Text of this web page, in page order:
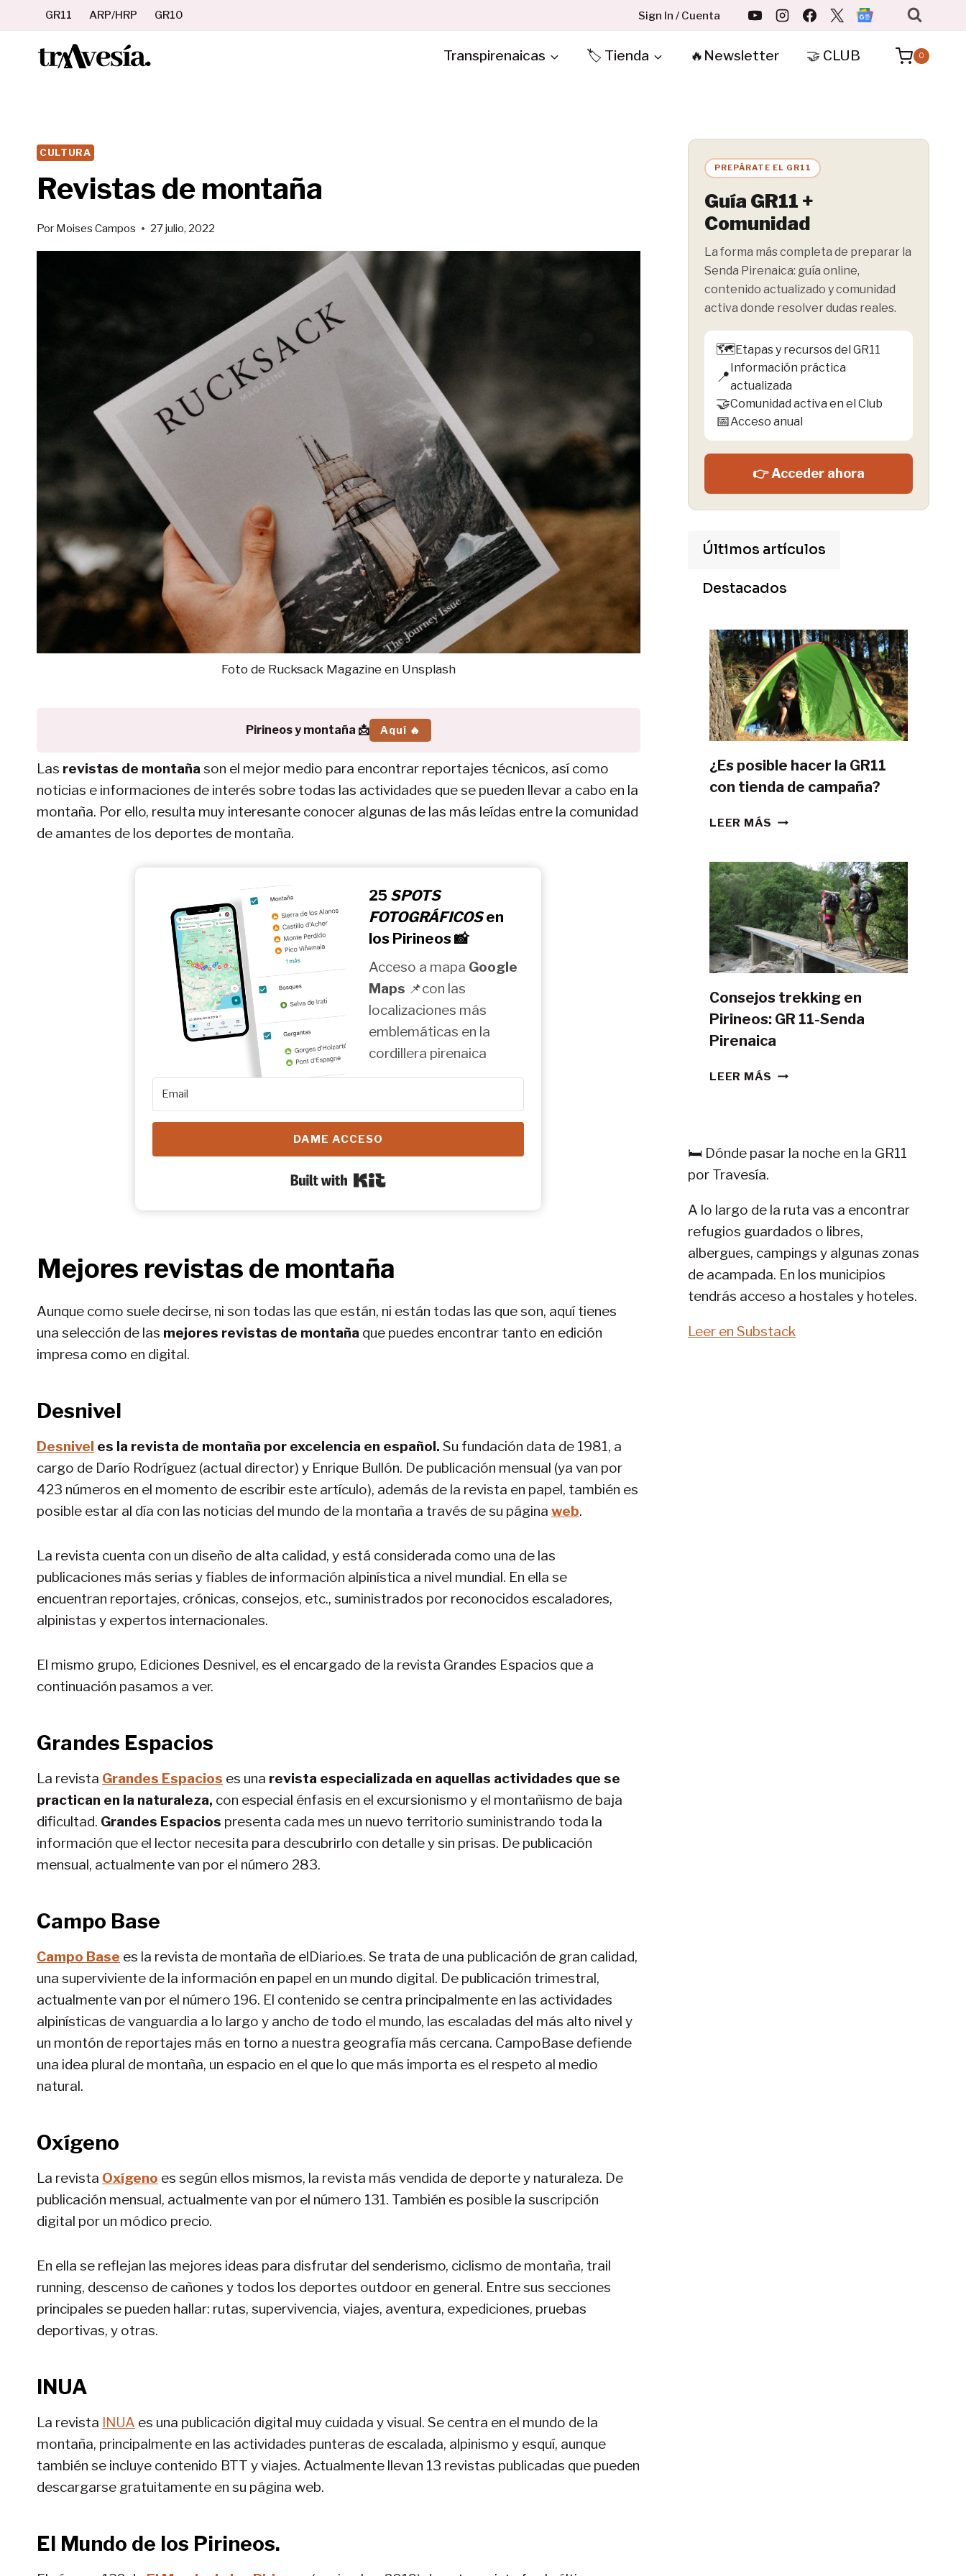
contenido
GR11 ARP/HRP GR10 Sign In / Cuenta
Transpirenaicas 🏷️ Tienda 🔥Newsletter 🤝 CLUB 0
CULTURA
Revistas de montaña
Por Moises Campos 27 julio, 2022
Foto de Rucksack Magazine en Unsplash
Pirineos y montaña 📩 Aquí 🔥
Las revistas de montaña son el mejor medio para encontrar reportajes técnicos, así como
noticias e informaciones de interés sobre todas las actividades que se pueden llevar a cabo en la
montaña. Por ello, resulta muy interesante conocer algunas de las más leídas entre la comunidad
de amantes de los deportes de montaña.
25 SPOTS
FOTOGRÁFICOSen
los Pirineos 📸
Acceso a mapa Google
Maps 📌con las
localizaciones más
emblemáticas en la
cordillera pirenaica
DAME ACCESO
Mejores revistas de montaña
Aunque como suele decirse, ni son todas las que están, ni están todas las que son, aquí tienes
una selección de las mejores revistas de montaña que puedes encontrar tanto en edición
impresa como en digital.
Desnivel
Desnivel es la revista de montaña por excelencia en español. Su fundación data de 1981, a
cargo de Darío Rodríguez (actual director) y Enrique Bullón. De publicación mensual (ya van por
423 números en el momento de escribir este artículo), además de la revista en papel, también es
posible estar al día con las noticias del mundo de la montaña a través de su página web.
La revista cuenta con un diseño de alta calidad, y está considerada como una de las
publicaciones más serias y fiables de información alpinística a nivel mundial. En ella se
encuentran reportajes, crónicas, consejos, etc., suministrados por reconocidos escaladores,
alpinistas y expertos internacionales.
El mismo grupo, Ediciones Desnivel, es el encargado de la revista Grandes Espacios que a
continuación pasamos a ver.
Grandes Espacios
La revista Grandes Espacios es una revista especializada en aquellas actividades que se
practican en la naturaleza, con especial énfasis en el excursionismo y el montañismo de baja
dificultad. Grandes Espacios presenta cada mes un nuevo territorio suministrando toda la
información que el lector necesita para descubrirlo con detalle y sin prisas. De publicación
mensual, actualmente van por el número 283.
Campo Base
Campo Base es la revista de montaña de elDiario.es. Se trata de una publicación de gran calidad,
una superviviente de la información en papel en un mundo digital. De publicación trimestral,
actualmente van por el número 196. El contenido se centra principalmente en las actividades
alpinísticas de vanguardia a lo largo y ancho de todo el mundo, las escaladas del más alto nivel y
un montón de reportajes más en torno a nuestra geografía más cercana. CampoBase defiende
una idea plural de montaña, un espacio en el que lo que más importa es el respeto al medio
natural.
Oxígeno
La revista Oxígeno es según ellos mismos, la revista más vendida de deporte y naturaleza. De
publicación mensual, actualmente van por el número 131. También es posible la suscripción
digital por un módico precio.
En ella se reflejan las mejores ideas para disfrutar del senderismo, ciclismo de montaña, trail
running, descenso de cañones y todos los deportes outdoor en general. Entre sus secciones
principales se pueden hallar: rutas, supervivencia, viajes, aventura, expediciones, pruebas
deportivas, y otras.
INUA
La revista INUA es una publicación digital muy cuidada y visual. Se centra en el mundo de la
montaña, principalmente en las actividades punteras de escalada, alpinismo y esquí, aunque
también se incluye contenido BTT y viajes. Actualmente llevan 13 revistas publicadas que pueden
descargarse gratuitamente en su página web.
El Mundo de los Pirineos.
PREPÁRATE EL GR11
Guía GR11 +
Comunidad
La forma más completa de preparar la
Senda Pirenaica: guía online,
contenido actualizado y comunidad
activa donde resolver dudas reales.
🗺️Etapas y recursos del GR11
📍
Información práctica
actualizada
🤝Comunidad activa en el Club
📅Acceso anual
👉 Acceder ahora
Últimos artículos
Destacados
¿Es posible hacer la GR11
con tienda de campaña?
LEER MÁS ¿ES
LA
GR11
CON
TIENDA
DE
CAMPAÑA?
Consejos trekking en
Pirineos: GR 11-Senda
Pirenaica
LEER MÁS CONSEJOS
11-
🛏️ Dónde pasar la noche en la GR11
por Travesía.
A lo largo de la ruta vas a encontrar
refugios guardados o libres,
albergues, campings y algunas zonas
de acampada. En los municipios
tendrás acceso a hostales y hoteles.
Leer en Substack